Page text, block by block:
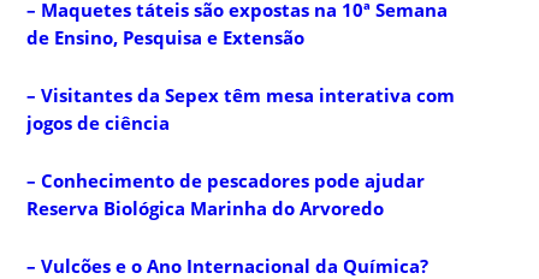
– Maquetes táteis são expostas na 10ª Semana
de Ensino, Pesquisa e Extensão
– Visitantes da Sepex têm mesa interativa com
jogos de ciência
– Conhecimento de pescadores pode ajudar
Reserva Biológica Marinha do Arvoredo
– Vulcões e o Ano Internacional da Química?